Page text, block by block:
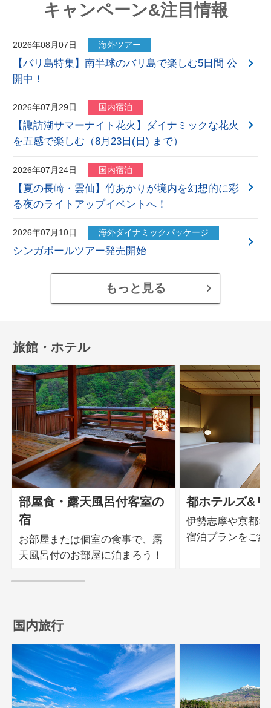
キャンペーン&注目情報
2026年08月07日 海外ツアー
【バリ島特集】南半球のバリ島で楽しむ5日間 公
開中！
2026年07月29日 国内宿泊
【諏訪湖サマーナイト花火】ダイナミックな花火
を五感で楽しむ（8月23日(日) まで）
2026年07月24日 国内宿泊
【夏の長崎・雲仙】竹あかりが境内を幻想的に彩
る夜のライトアップイベントへ！
2026年07月10日 海外ダイナミックパッケージ
シンガポールツアー発売開始
もっと見る
旅館・ホテル
部屋食・露天風呂付客室の
宿
お部屋または個室の食事で、露
天風呂付のお部屋に泊まろう！
都ホテルズ&リ
伊勢志摩や京都
宿泊プランをご紹
国内旅行